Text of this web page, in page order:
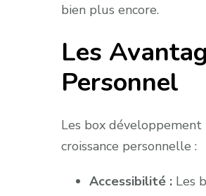
bien plus encore.
Les
Personnel
Les box
croissance personnelle :
Accessibilité : Les